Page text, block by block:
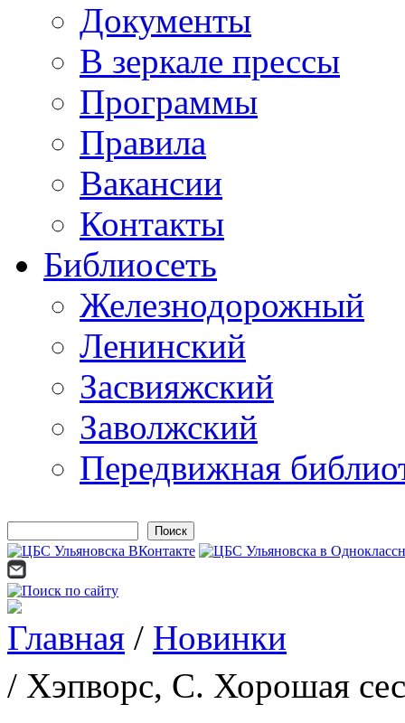
Документы
В зеркале прессы
Программы
Правила
Вакансии
Контакты
Библиосеть
Железнодорожный
Ленинский
Засвияжский
Заволжский
Передвижная
Форма поиска
Вы здесь
Главная / Новинки
/ Хэпворс, С. Хорошая